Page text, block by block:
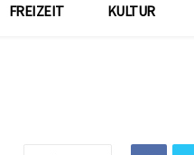
FREIZEIT KULTUR